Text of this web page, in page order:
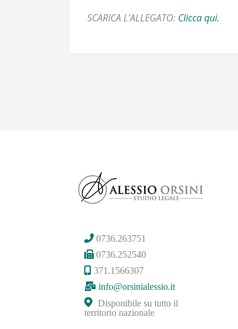
SCARICA L'ALLEGATO: Clicca qui.
0736.263751
0736.252540
371.1566307
info@orsinialessio.it
Disponibile su tutto il
territorio nazionale